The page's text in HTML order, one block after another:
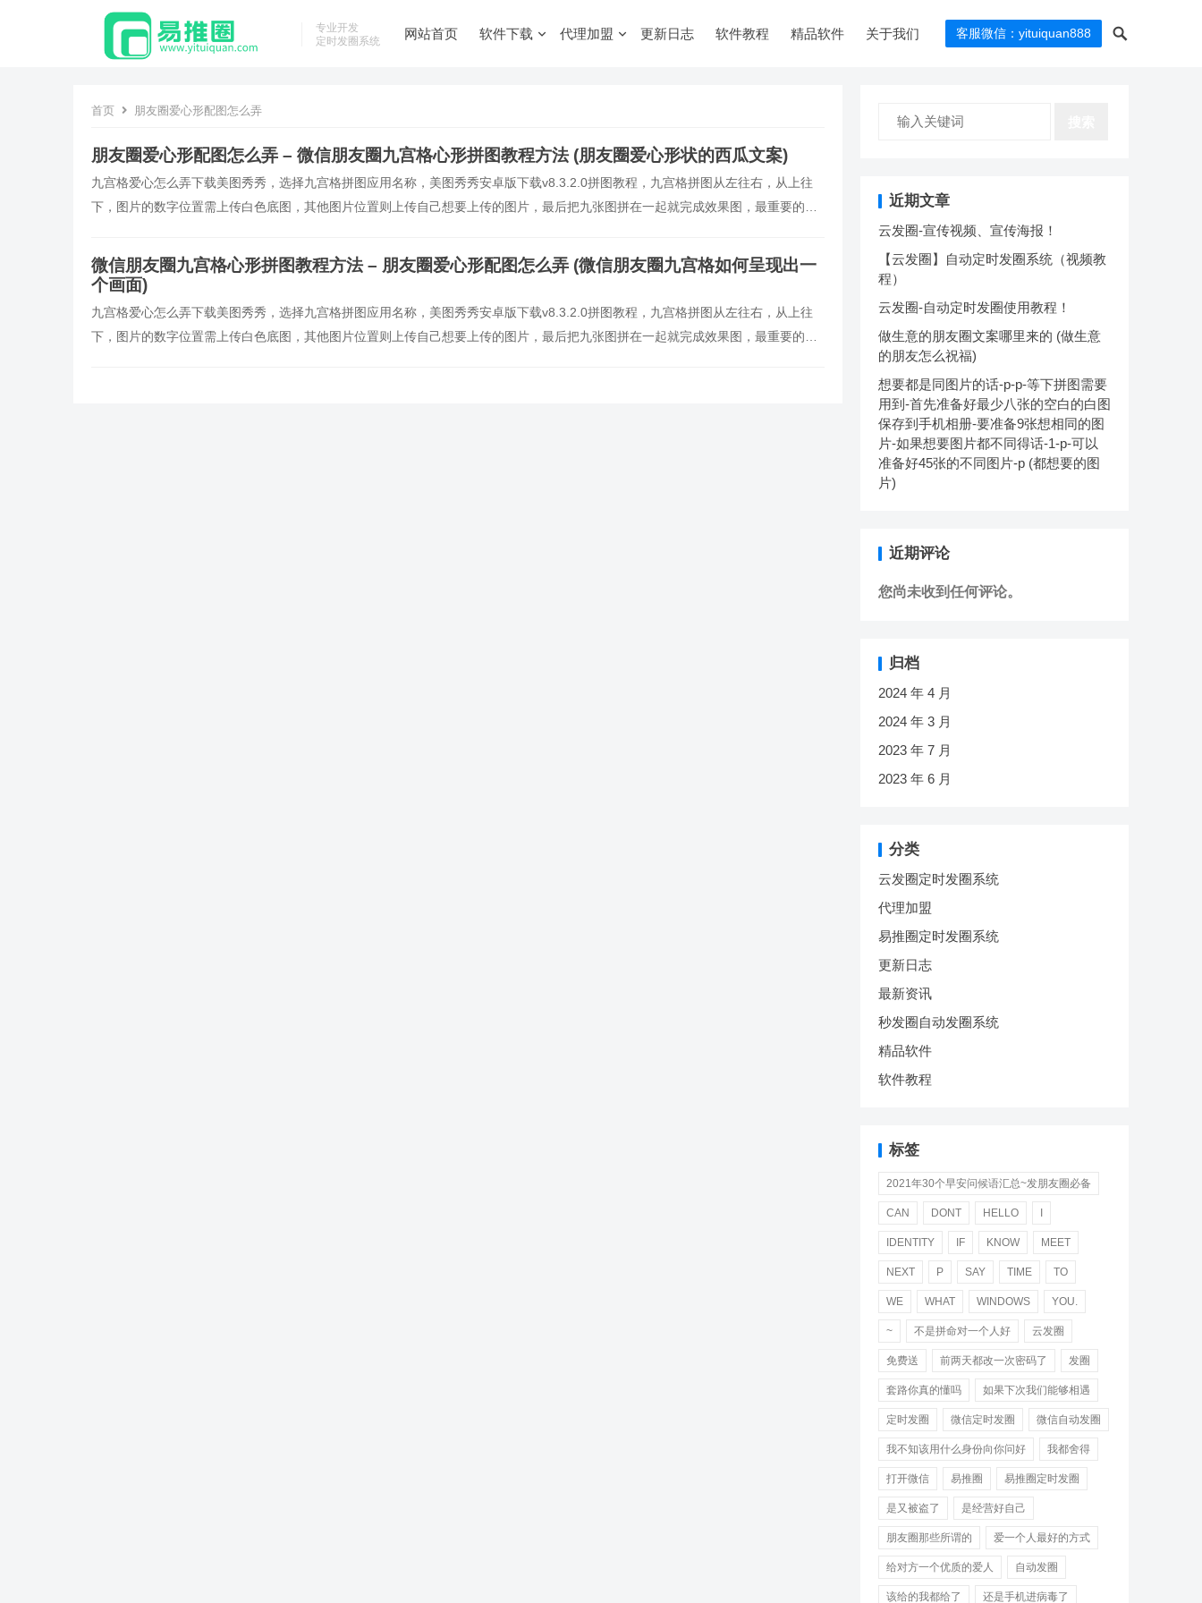
专业开发
定时发圈系统
网站首页 软件下载 代理加盟 更新日志 软件教程 精品软件 关于我们 客服微信：yituiquan888
首页 朋友圈爱心形配图怎么弄
朋友圈爱心形配图怎么弄 – 微信朋友圈九宫格心形拼图教程方法 (朋友圈爱心形状的西瓜文案)
九宫格爱心怎么弄下载美图秀秀，选择九宫格拼图应用名称，美图秀秀安卓版下载v8.3.2.0拼图教程，九宫格拼图从左往右，从上往
下，图片的数字位置需上传白色底图，其他图片位置则上传自己想要上传的图片，最后把九张图拼在一起就完成效果图，最重要的就
微信朋友圈九宫格心形拼图教程方法 – 朋友圈爱心形配图怎么弄 (微信朋友圈九宫格如何呈现出一
个画面)
九宫格爱心怎么弄下载美图秀秀，选择九宫格拼图应用名称，美图秀秀安卓版下载v8.3.2.0拼图教程，九宫格拼图从左往右，从上往
下，图片的数字位置需上传白色底图，其他图片位置则上传自己想要上传的图片，最后把九张图拼在一起就完成效果图，最重要的就
近期文章
云发圈-宣传视频、宣传海报！
【云发圈】自动定时发圈系统（视频教
程）
云发圈-自动定时发圈使用教程！
做生意的朋友圈文案哪里来的 (做生意
的朋友怎么祝福)
想要都是同图片的话-p-p-等下拼图需要
用到-首先准备好最少八张的空白的白图
保存到手机相册-要准备9张想相同的图
片-如果想要图片都不同得话-1-p-可以
准备好45张的不同图片-p (都想要的图
片)
近期评论
您尚未收到任何评论。
归档
2024 年 4 月
2024 年 3 月
2023 年 7 月
2023 年 6 月
分类
云发圈定时发圈系统
代理加盟
易推圈定时发圈系统
更新日志
最新资讯
秒发圈自动发圈系统
精品软件
软件教程
标签
2021年30个早安问候语汇总~发朋友圈必备
CAN DONT HELLO
IDENTITY IF KNOW MEET
NEXT P SAY TIME TO
WE WHAT WINDOWS YOU.
~ 不是拼命对一个人好 云发圈
免费送 前两天都改一次密码了 发圈
套路你真的懂吗 如果下次我们能够相遇
定时发圈 微信定时发圈 微信自动发圈
我不知该用什么身份向你问好 我都舍得
打开微信 易推圈 易推圈定时发圈
是又被盗了 是经营好自己
朋友圈那些所谓的 爱一个人最好的方式
给对方一个优质的爱人 自动发圈
该给的我都给了 还是手机进病毒了